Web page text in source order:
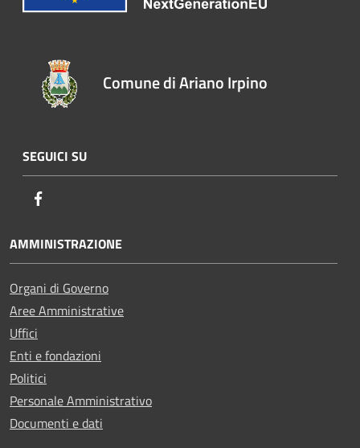
Comune di Ariano Irpino
SEGUICI SU
AMMINISTRAZIONE
Organi di Governo
Aree Amministrative
Uffici
Enti e fondazioni
Politici
Personale Amministrativo
Documenti e dati